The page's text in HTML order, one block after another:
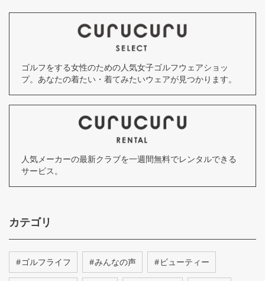
ゴルフをする女性のための人気女子ゴルフウェアショッ
プ。あなたの着たい・着てみたいウェアが見つかります。
人気メーカーの最新クラブを一週間無料でレンタルできる
サービス。
カテゴリ
#ゴルフライフ #みんなの声 #ビューティー